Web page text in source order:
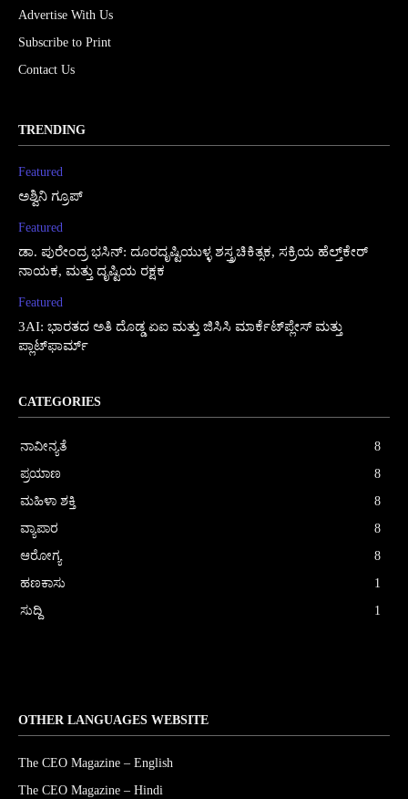
Advertise With Us
Subscribe to Print
Contact Us
TRENDING
Featured
ಅಶ್ವಿನಿ ಗ್ರೂಪ್
Featured
ಡಾ. ಪುರೇಂದ್ರ ಭಸಿನ್: ದೂರದೃಷ್ಟಿಯುಳ್ಳ ಶಸ್ತ್ರಚಿಕಿತ್ಸಕ, ಸಕ್ರಿಯ ಹೆಲ್ತ್‌ಕೇರ್
ನಾಯಕ, ಮತ್ತು ದೃಷ್ಟಿಯ ರಕ್ಷಕ
Featured
3AI: ಭಾರತದ ಅತಿ ದೊಡ್ಡ ಏಐ ಮತ್ತು ಜಿಸಿಸಿ ಮಾರ್ಕೆಟ್‌ಪ್ಲೇಸ್ ಮತ್ತು
ಪ್ಲಾಟ್‌ಫಾರ್ಮ್
CATEGORIES
ನಾವೀನ್ಯತೆ
8
ಪ್ರಯಾಣ
8
ಮಹಿಳಾ ಶಕ್ತಿ
8
ವ್ಯಾಪಾರ
8
ಆರೋಗ್ಯ
8
ಹಣಕಾಸು
1
ಸುದ್ದಿ
1
OTHER LANGUAGES WEBSITE
The CEO Magazine – English
The CEO Magazine – Hindi